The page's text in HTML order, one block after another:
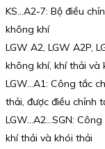
KS…A2-7: Bộ điều
không khí
LGW A2, LGW A2P,
không khí, khí thải và
LGW…A1: Công tắc
thải, được điều chỉnh
LGW…A2…SGN:
khí thải và khói thải